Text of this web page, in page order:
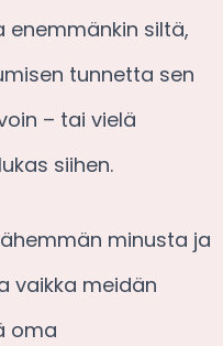
enemmänkin siltä,
tunnetta sen
– tai vielä
siihen.
minusta ja
vaikka meidän
oma